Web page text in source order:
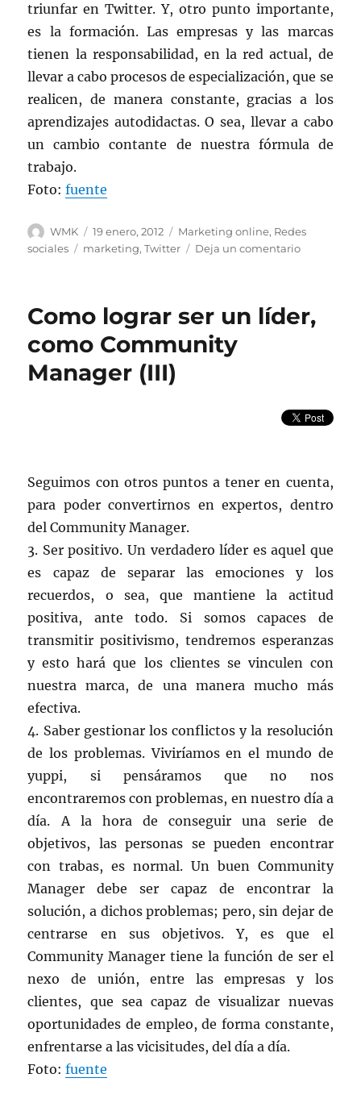
triunfar en Twitter. Y, otro punto importante,
es la formación. Las empresas y las marcas
tienen la responsabilidad, en la red actual, de
llevar a cabo procesos de especialización, que se
realicen, de manera constante, gracias a los
aprendizajes autodidactas. O sea, llevar a cabo
un cambio contante de nuestra fórmula de
trabajo.
Foto:fuente
Autor
WMK
Publicado
el
19 enero, 2012 Categorías
Marketing online, Redes
sociales
Etiquetas
marketing,Twitter Deja un comentarioen
en
Twitter
Como lograr ser un líder,
como Community
Manager (III)
Seguimos con otros puntos a tener en cuenta,
para poder convertirnos en expertos, dentro
del Community Manager.
3. Ser positivo. Un verdadero líder es aquel que
es capaz de separar las emociones y los
recuerdos, o sea, que mantiene la actitud
positiva, ante todo. Si somos capaces de
transmitir positivismo, tendremos esperanzas
y esto hará que los clientes se vinculen con
nuestra marca, de una manera mucho más
efectiva.
4. Saber gestionar los conflictos y la resolución
de los problemas. Viviríamos en el mundo de
yuppi, si pensáramos que no nos
encontraremos con problemas, en nuestro día a
día. A la hora de conseguir una serie de
objetivos, las personas se pueden encontrar
con trabas, es normal. Un buen Community
Manager debe ser capaz de encontrar la
solución, a dichos problemas; pero, sin dejar de
centrarse en sus objetivos. Y, es que el
Community Manager tiene la función de ser el
nexo de unión, entre las empresas y los
clientes, que sea capaz de visualizar nuevas
oportunidades de empleo, de forma constante,
enfrentarse a las vicisitudes, del día a día.
Foto:fuente